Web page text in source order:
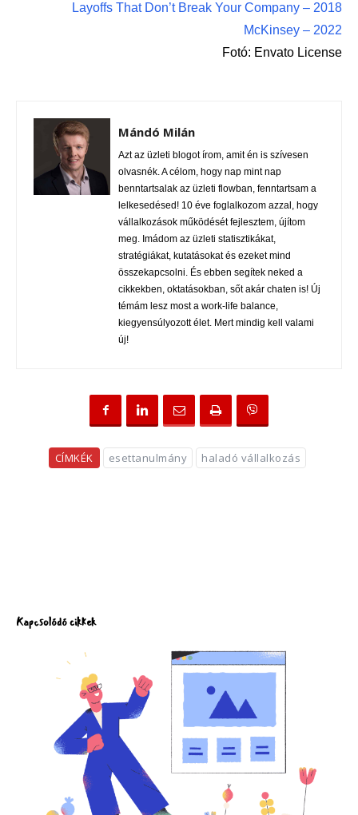
Layoffs That Don’t Break Your Company – 2018
McKinsey – 2022
Fotó: Envato License
Mándó Milán
Azt az üzleti blogot írom, amit én is szívesen
olvasnék. A célom, hogy nap mint nap
benntartsalak az üzleti flowban, fenntartsam a
lelkesedésed! 10 éve foglalkozom azzal, hogy
vállalkozások működését fejlesztem, újítom
meg. Imádom az üzleti statisztikákat,
stratégiákat, kutatásokat és ezeket mind
összekapcsolni. És ebben segítek neked a
cikkekben, oktatásokban, sőt akár chaten is! Új
témám lesz most a work-life balance,
kiegyensúlyozott élet. Mert mindig kell valami
új!
CÍMKÉK esettanulmány haladó vállalkozás
Kapcsolódó cikkek